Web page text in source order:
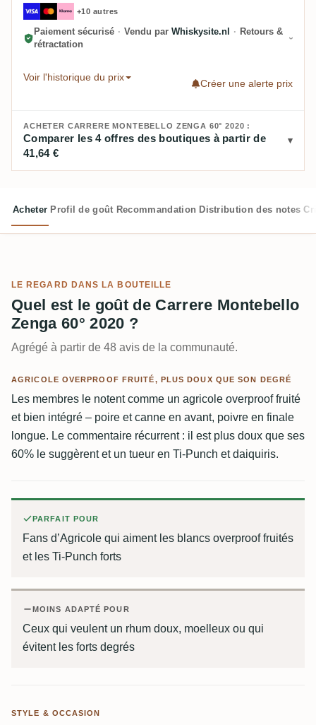
+10 autres
Paiement sécurisé · Vendu par Whiskysite.nl · Retours &
rétractation
Voir l'historique du prix
Créer une alerte prix
ACHETER CARRERE MONTEBELLO ZENGA 60° 2020 :
Comparer les 4 offres des boutiques à partir de
41,64 €
Acheter Profil de goût Recommandation Distribution des notes
LE REGARD DANS LA BOUTEILLE
Quel est le goût de Carrere Montebello
Zenga 60° 2020 ?
Agrégé à partir de 48 avis de la communauté.
AGRICOLE OVERPROOF FRUITÉ, PLUS DOUX QUE SON DEGRÉ
Les membres le notent comme un agricole overproof fruité
et bien intégré – poire et canne en avant, poivre en finale
longue. Le commentaire récurrent : il est plus doux que ses
60% le suggèrent et un tueur en Ti-Punch et daiquiris.
PARFAIT POUR
Fans d’Agricole qui aiment les blancs overproof fruités
et les Ti-Punch forts
MOINS ADAPTÉ POUR
Ceux qui veulent un rhum doux, moelleux ou qui
évitent les forts degrés
STYLE & OCCASION